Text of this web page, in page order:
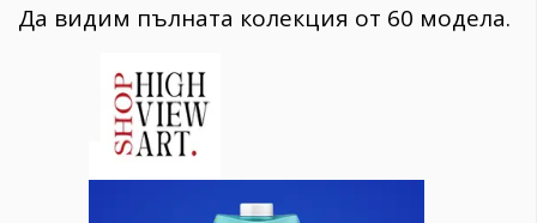
Да видим пълната колекция от 60 модела.